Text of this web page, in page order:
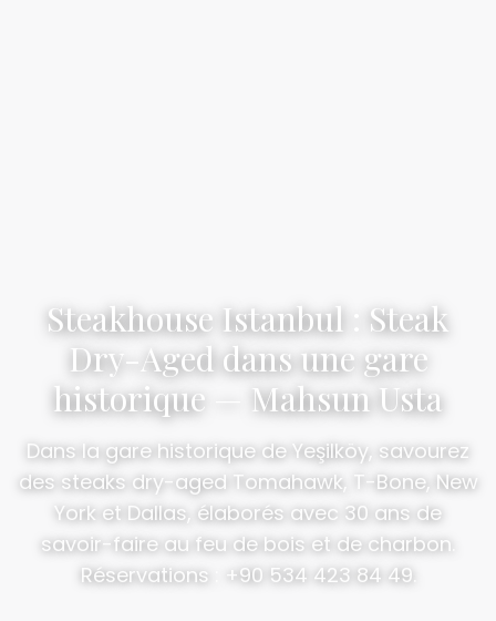
Steakhouse Istanbul : Steak
Dry-Aged dans une gare
historique — Mahsun Usta
Dans la gare historique de Yeşilköy, savourez
des steaks dry-aged Tomahawk, T-Bone, New
York et Dallas, élaborés avec 30 ans de
savoir-faire au feu de bois et de charbon.
Réservations : +90 534 423 84 49.